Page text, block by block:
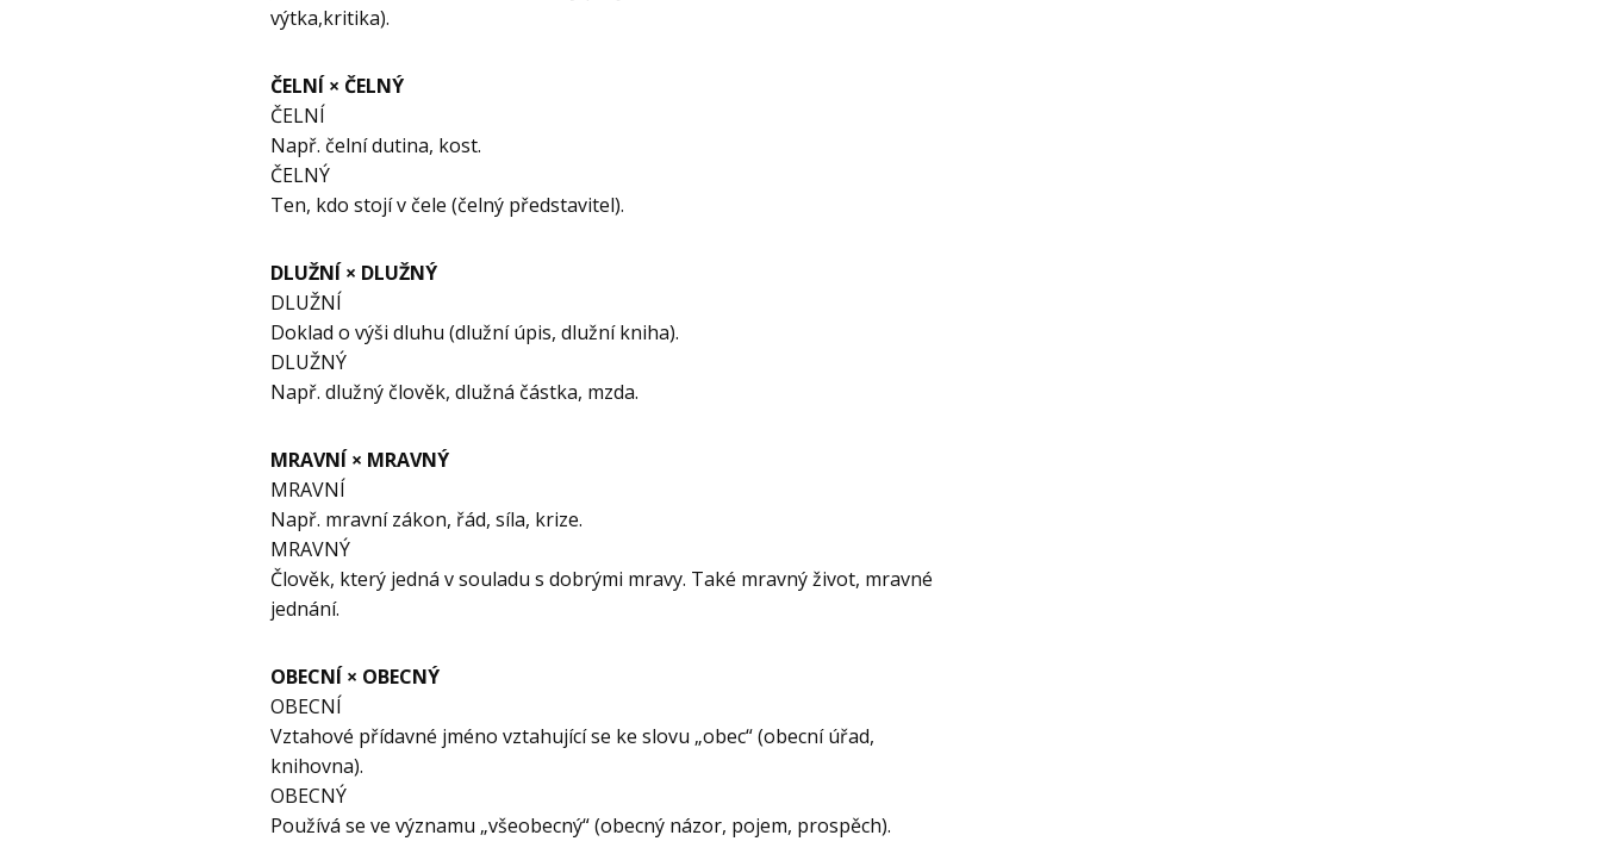
výtka,kritika).
ČELNÍ × ČELNÝ
ČELNÍ
Např. čelní dutina, kost.
ČELNÝ
Ten, kdo stojí v čele (čelný představitel).
DLUŽNÍ × DLUŽNÝ
DLUŽNÍ
Doklad o výši dluhu (dlužní úpis, dlužní kniha).
DLUŽNÝ
Např. dlužný člověk, dlužná částka, mzda.
MRAVNÍ × MRAVNÝ
MRAVNÍ
Např. mravní zákon, řád, síla, krize.
MRAVNÝ
Člověk, který jedná v souladu s dobrými mravy. Také mravný život, mravné
jednání.
OBECNÍ × OBECNÝ
OBECNÍ
Vztahové přídavné jméno vztahující se ke slovu „obec“ (obecní úřad,
knihovna).
OBECNÝ
Používá se ve významu „všeobecný“ (obecný názor, pojem, prospěch).